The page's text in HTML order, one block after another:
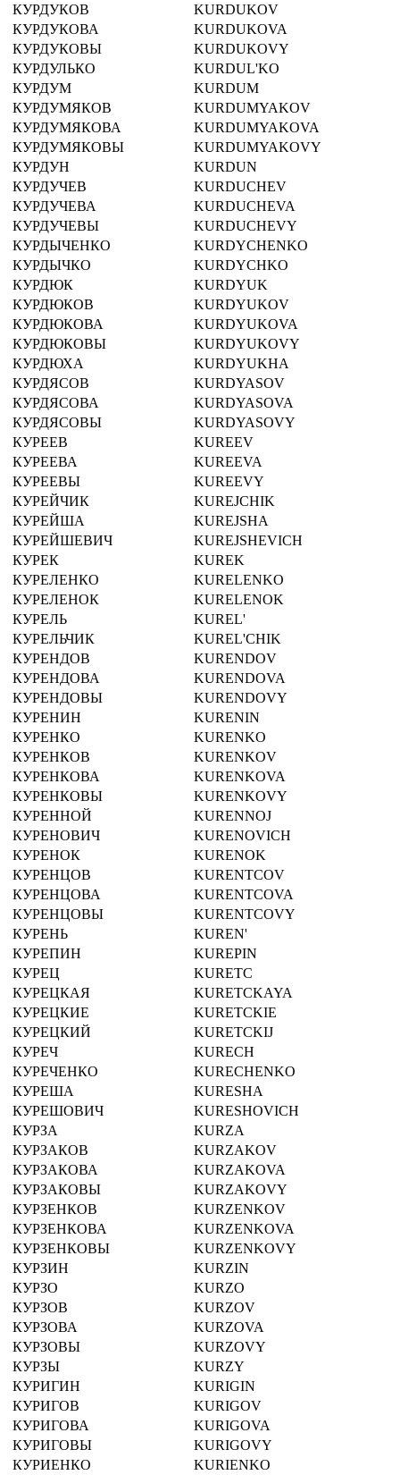
КУРДУКОВ
KURDUKOV
КУРДУКОВА
KURDUKOVA
КУРДУКОВЫ
KURDUKOVY
КУРДУЛЬКО
KURDUL'KO
КУРДУМ
KURDUM
КУРДУМЯКОВ
KURDUMYAKOV
КУРДУМЯКОВА
KURDUMYAKOVA
КУРДУМЯКОВЫ
KURDUMYAKOVY
КУРДУН
KURDUN
КУРДУЧЕВ
KURDUCHEV
КУРДУЧЕВА
KURDUCHEVA
КУРДУЧЕВЫ
KURDUCHEVY
КУРДЫЧЕНКО
KURDYCHENKO
КУРДЫЧКО
KURDYCHKO
КУРДЮК
KURDYUK
КУРДЮКОВ
KURDYUKOV
КУРДЮКОВА
KURDYUKOVA
КУРДЮКОВЫ
KURDYUKOVY
КУРДЮХА
KURDYUKHA
КУРДЯСОВ
KURDYASOV
КУРДЯСОВА
KURDYASOVA
КУРДЯСОВЫ
KURDYASOVY
КУРЕЕВ
KUREEV
КУРЕЕВА
KUREEVA
КУРЕЕВЫ
KUREEVY
КУРЕЙЧИК
KUREJCHIK
КУРЕЙША
KUREJSHA
КУРЕЙШЕВИЧ
KUREJSHEVICH
КУРЕК
KUREK
КУРЕЛЕНКО
KURELENKO
КУРЕЛЕНОК
KURELENOK
КУРЕЛЬ
KUREL'
КУРЕЛЬЧИК
KUREL'CHIK
КУРЕНДОВ
KURENDOV
КУРЕНДОВА
KURENDOVA
КУРЕНДОВЫ
KURENDOVY
КУРЕНИН
KURENIN
КУРЕНКО
KURENKO
КУРЕНКОВ
KURENKOV
КУРЕНКОВА
KURENKOVA
КУРЕНКОВЫ
KURENKOVY
КУРЕННОЙ
KURENNOJ
КУРЕНОВИЧ
KURENOVICH
КУРЕНОК
KURENOK
КУРЕНЦОВ
KURENTCOV
КУРЕНЦОВА
KURENTCOVA
КУРЕНЦОВЫ
KURENTCOVY
КУРЕНЬ
KUREN'
КУРЕПИН
KUREPIN
КУРЕЦ
KURETC
КУРЕЦКАЯ
KURETCKAYA
КУРЕЦКИЕ
KURETCKIE
КУРЕЦКИЙ
KURETCKIJ
КУРЕЧ
KURECH
КУРЕЧЕНКО
KURECHENKO
КУРЕША
KURESHA
КУРЕШОВИЧ
KURESHOVICH
КУРЗА
KURZA
КУРЗАКОВ
KURZAKOV
КУРЗАКОВА
KURZAKOVA
КУРЗАКОВЫ
KURZAKOVY
КУРЗЕНКОВ
KURZENKOV
КУРЗЕНКОВА
KURZENKOVA
КУРЗЕНКОВЫ
KURZENKOVY
КУРЗИН
KURZIN
КУРЗО
KURZO
КУРЗОВ
KURZOV
КУРЗОВА
KURZOVA
КУРЗОВЫ
KURZOVY
КУРЗЫ
KURZY
КУРИГИН
KURIGIN
КУРИГОВ
KURIGOV
КУРИГОВА
KURIGOVA
КУРИГОВЫ
KURIGOVY
КУРИЕНКО
KURIENKO